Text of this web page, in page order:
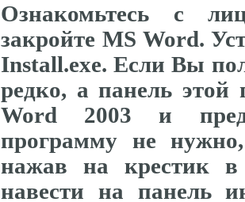
Ознакомьтесь с
закройте MS Word.
Install.exe. Если Вы
редко, а панель
Word 2003 и
программу не
нажав на крестик
навести на панель